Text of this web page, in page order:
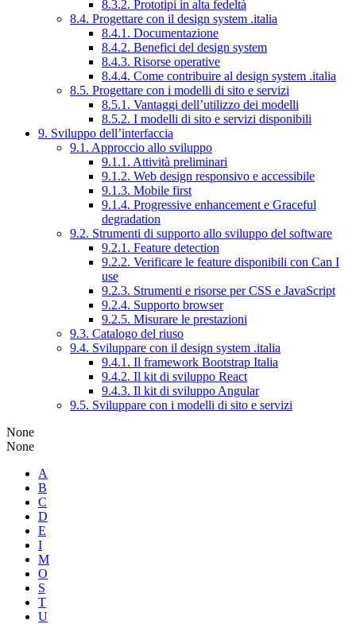
8.3.2. Prototipi in alta fedeltà
8.4. Progettare con il design system .italia
8.4.1. Documentazione
8.4.2. Benefici del design system
8.4.3. Risorse operative
8.4.4. Come contribuire al design system .italia
8.5. Progettare con i modelli di sito e servizi
8.5.1. Vantaggi dell’utilizzo dei modelli
8.5.2. I modelli di sito e servizi disponibili
9. Sviluppo dell’interfaccia
9.1. Approccio allo sviluppo
9.1.1. Attività preliminari
9.1.2. Web design responsivo e accessibile
9.1.3. Mobile first
9.1.4. Progressive enhancement e Graceful
degradation
9.2. Strumenti di supporto allo sviluppo del software
9.2.1. Feature detection
9.2.2. Verificare le feature disponibili con Can I
use
9.2.3. Strumenti e risorse per CSS e JavaScript
9.2.4. Supporto browser
9.2.5. Misurare le prestazioni
9.3. Catalogo del riuso
9.4. Sviluppare con il design system .italia
9.4.1. Il framework Bootstrap Italia
9.4.2. Il kit di sviluppo React
9.4.3. Il kit di sviluppo Angular
9.5. Sviluppare con i modelli di sito e servizi
None
None
A
B
C
D
E
I
M
O
S
T
U